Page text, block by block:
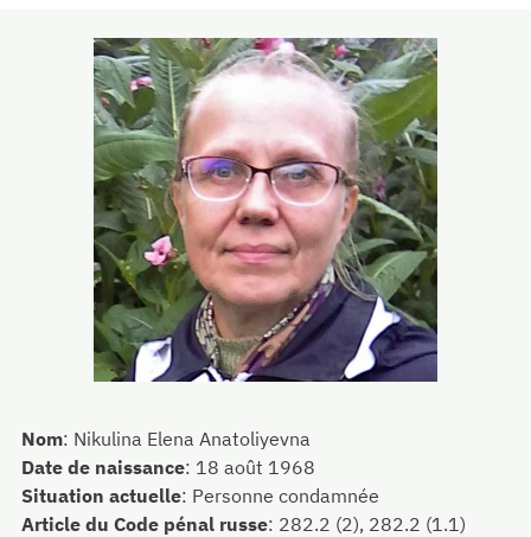
Nom: Nikulina Elena Anatoliyevna
Date de naissance: 18 août 1968
Situation actuelle: Personne condamnée
Article du Code pénal russe: 282.2 (2), 282.2 (1.1)